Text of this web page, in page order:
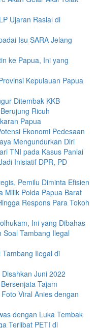
Ujaran Rasial di
Isu SARA Jelang
ke Papua, Ini yang
Kepulauan Papua
Ditembak KKB
Ricuh
Papua
Ekonomi Pedesaan
Mengundurkan Diri
TNI pada Kasus Paniai
Inisiatif DPR, PD
Pemilu Diminta Efisien
Milik Polda Papua Barat
Respons Para Tokoh
Ini yang Dibahas
Soal Tambang Ilegal
Ilegal di
Juni 2022
Tajam
Viral Anies dengan
dengan Luka Tembak
Terlibat PETI di